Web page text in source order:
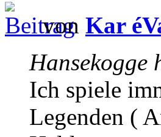
von Kar
Hansekogge
Ich spiele
Legenden (